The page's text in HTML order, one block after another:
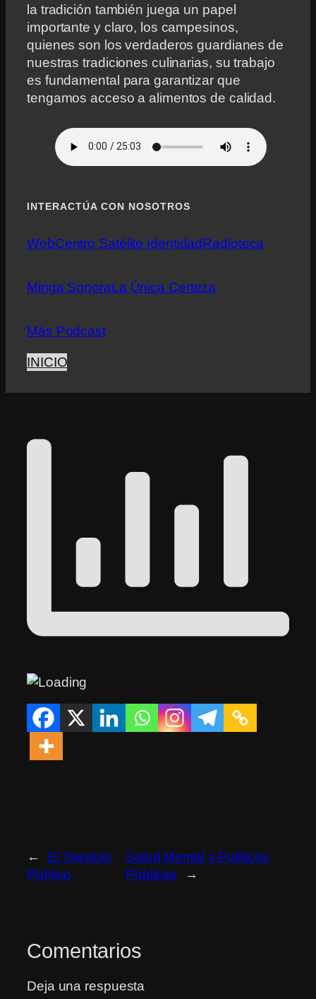
la tradición también juega un papel
importante y claro, los campesinos,
quienes son los verdaderos guardianes de
nuestras tradiciones culinarias, su trabajo
es fundamental para garantizar que
tengamos acceso a alimentos de calidad.
INTERACTÚA CON NOSOTROS
WebCentro Satélite IdentidadRadioteca
Minga SonoraLa Única Certeza
Más Podcast
INICIO
←
El Servicio
Público
Salud Mental y Políticas
Públicas
→
Comentarios
Deja una respuesta